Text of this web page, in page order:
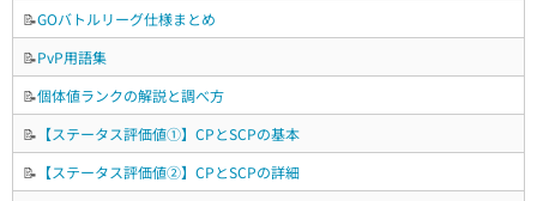
📝GOバトルリーグ仕様まとめ
📝PvP用語集
📝個体値ランクの解説と調べ方
📝 【ステータス評価値①】CPとSCPの基本
📝 【ステータス評価値②】CPとSCPの詳細